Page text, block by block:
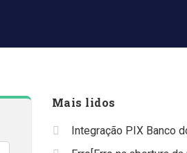
Mais lidos
Integração PIX Banco